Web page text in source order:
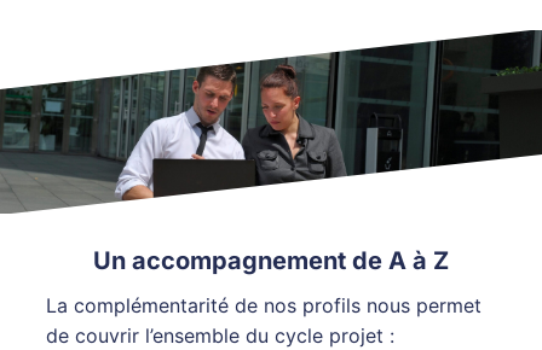
Un accompagnement de A à Z
La complémentarité de nos profils nous permet
de couvrir l’ensemble du cycle projet :